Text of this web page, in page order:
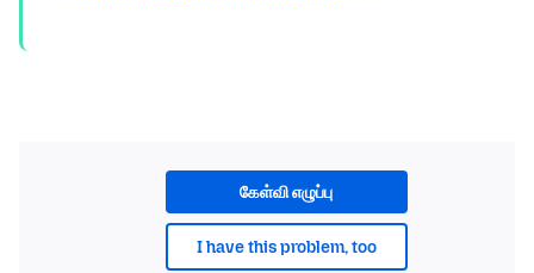
கேள்வி எழுப்பு
I have this problem, too